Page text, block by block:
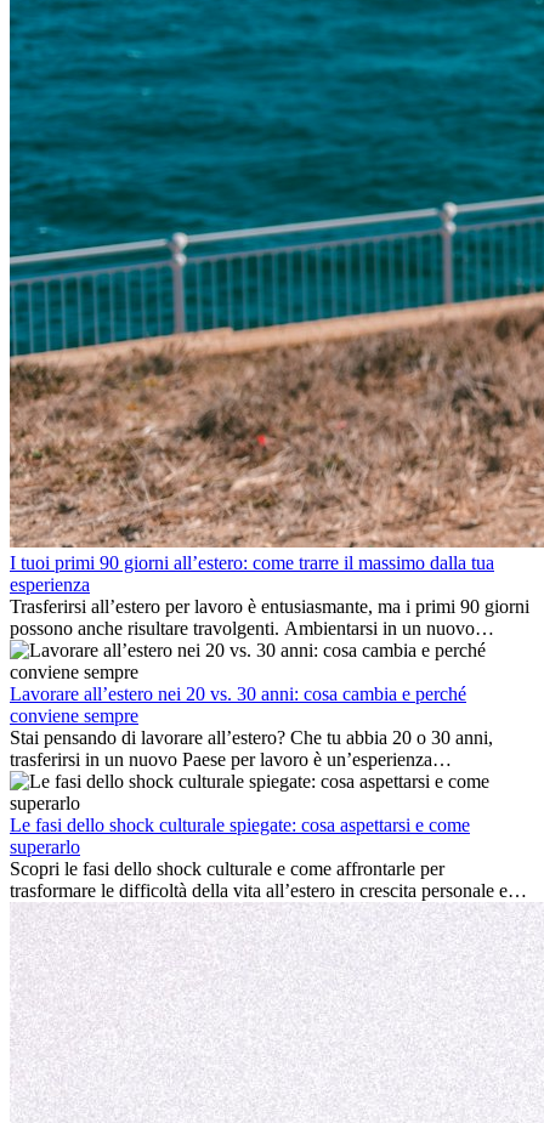
I tuoi primi 90 giorni all’estero: come trarre il massimo dalla tua
esperienza
Trasferirsi all’estero per lavoro è entusiasmante, ma i primi 90 giorni
possono anche risultare travolgenti. Ambientarsi in un nuovo
ambiente lavorativo, costruire una vita sociale, comprendere la
cultura locale e gestire la nostalgia di casa fanno tutti parte del
processo. Questa guida per expat ti mostrerà come sfruttare al
meglio i primi mesi all’estero, garantendo sia il successo
professionale che la crescita personale.
Lavorare all’estero nei 20 vs. 30 anni: cosa cambia e perché
conviene sempre
Stai pensando di lavorare all’estero? Che tu abbia 20 o 30 anni,
trasferirsi in un nuovo Paese per lavoro è un’esperienza
entusiasmante e, a volte, sfidante. Molti si chiedono se l’età faccia
davvero la differenza. La verità è che l’esperienza internazionale
conviene sempre: può accelerare la carriera, favorire la crescita
personale e offrire preziosi insight culturali che possono trasformare
la tua vita.
Le fasi dello shock culturale spiegate: cosa aspettarsi e come
superarlo
Scopri le fasi dello shock culturale e come affrontarle per
trasformare le difficoltà della vita all’estero in crescita personale e
nuove opportunità.